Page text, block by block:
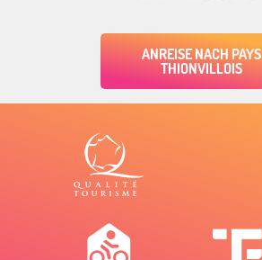
ANREISE NACH PAYS
THIONVILLOIS